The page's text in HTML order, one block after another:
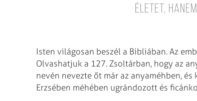
ÉLETET, hanem
Isten világosan beszél a Bibliában. Az
Olvashatjuk a 127. Zsoltárban, hogy az
nevén nevezte őt már az anyaméhben,
Erzsében méhében ugrándozott és